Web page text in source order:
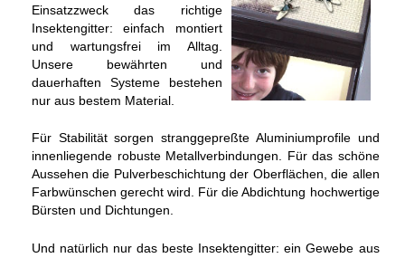
Einsatzzweck das richtige
Insektengitter: einfach montiert
und wartungsfrei im Alltag.
Unsere bewährten und
dauerhaften Systeme bestehen
nur aus bestem Material.
Für Stabilität sorgen stranggepreßte Aluminiumprofile und
innenliegende robuste Metallverbindungen. Für das schöne
Aussehen die Pulverbeschichtung der Oberflächen, die allen
Farbwünschen gerecht wird. Für die Abdichtung hochwertige
Bürsten und Dichtungen.
Und natürlich nur das beste Insektengitter: ein Gewebe aus